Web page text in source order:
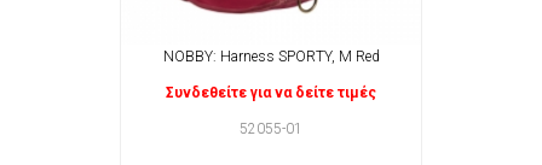
NOBBY: Harness SPORTY, M Red
Συνδεθείτε για να δείτε τιμές
52055-01